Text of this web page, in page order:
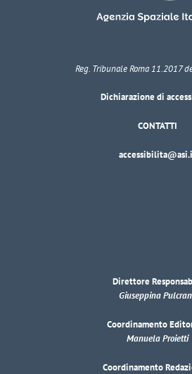
Reg. Tribunale Roma 11.2017
Dichiarazione di
CONTATTI
Direttore
Giuseppina
Coordinamento
Manuela Proietti
Coordinamento